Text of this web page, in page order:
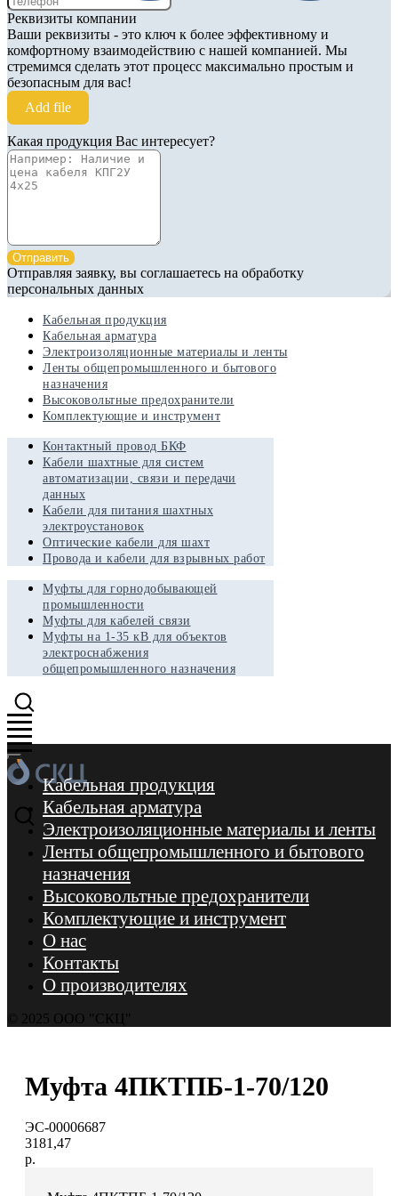
Реквизиты компании
Ваши реквизиты - это ключ к более эффективному и
комфортному взаимодействию с нашей компанией. Мы
стремимся сделать этот процесс максимально простым и
безопасным для вас!
Add file
Какая продукция Вас интересует?
Отправить
Отправляя заявку, вы соглашаетесь на обработку
персональных данных
Кабельная продукция
Кабельная арматура
Электроизоляционные материалы и ленты
Ленты общепромышленного и бытового
назначения
Высоковольтные предохранители
Комплектующие и инструмент
Контактный провод БКФ
Кабели шахтные для систем
автоматизации, связи и передачи
данных
Кабели для питания шахтных
электроустановок
Оптические кабели для шахт
Провода и кабели для взрывных работ
Муфты для горнодобывающей
промышленности
Муфты для кабелей связи
Муфты на 1-35 кВ для объектов
электроснабжения
общепромышленного назначения
Кабельная продукция
Кабельная арматура
Электроизоляционные материалы и ленты
Ленты общепромышленного и бытового
назначения
Высоковольтные предохранители
Комплектующие и инструмент
О нас
Контакты
О производителях
© 2025 ООО "СКЦ"
Муфта 4ПКТПБ-1-70/120
ЭС-00006687
3181,47
р.